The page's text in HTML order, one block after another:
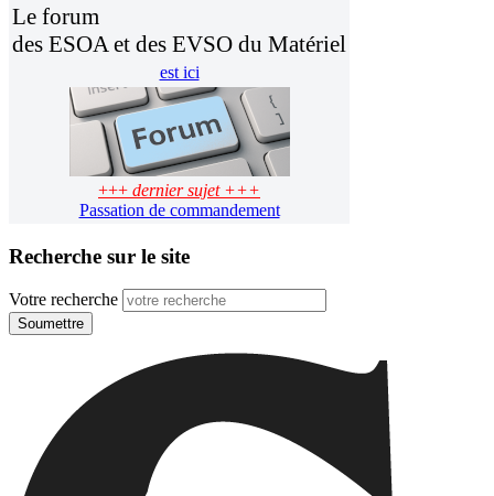
Le forum
des ESOA et des EVSO du Matériel
est ici
+++ dernier sujet +++
Passation de commandement
Recherche sur le site
Votre recherche
Soumettre